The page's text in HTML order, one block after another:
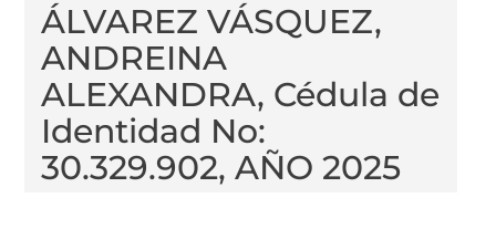
ÁLVAREZ VÁSQUEZ,
ANDREINA
ALEXANDRA, Cédula de
Identidad No:
30.329.902, AÑO 2025